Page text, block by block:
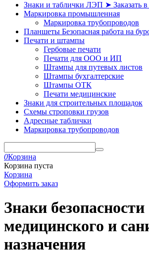
Знаки и таблички ЛЭП ➤ Заказать в
Маркировка промышленная
Маркировка трубопроводов
Планшеты Безопасная работа на
Печати и штампы
Гербовые печати
Печати для ООО и ИП
Штампы для путевых листов
Штампы бухгалтерские
Штампы ОТК
Печати медицинские
Знаки для строительных площадок
Схемы строповки грузов
Адресные таблички
Маркировка трубопроводов
0Корзина
Корзина пуста
Корзина
Оформить заказ
Знаки безопасности
медицинского и
назначения